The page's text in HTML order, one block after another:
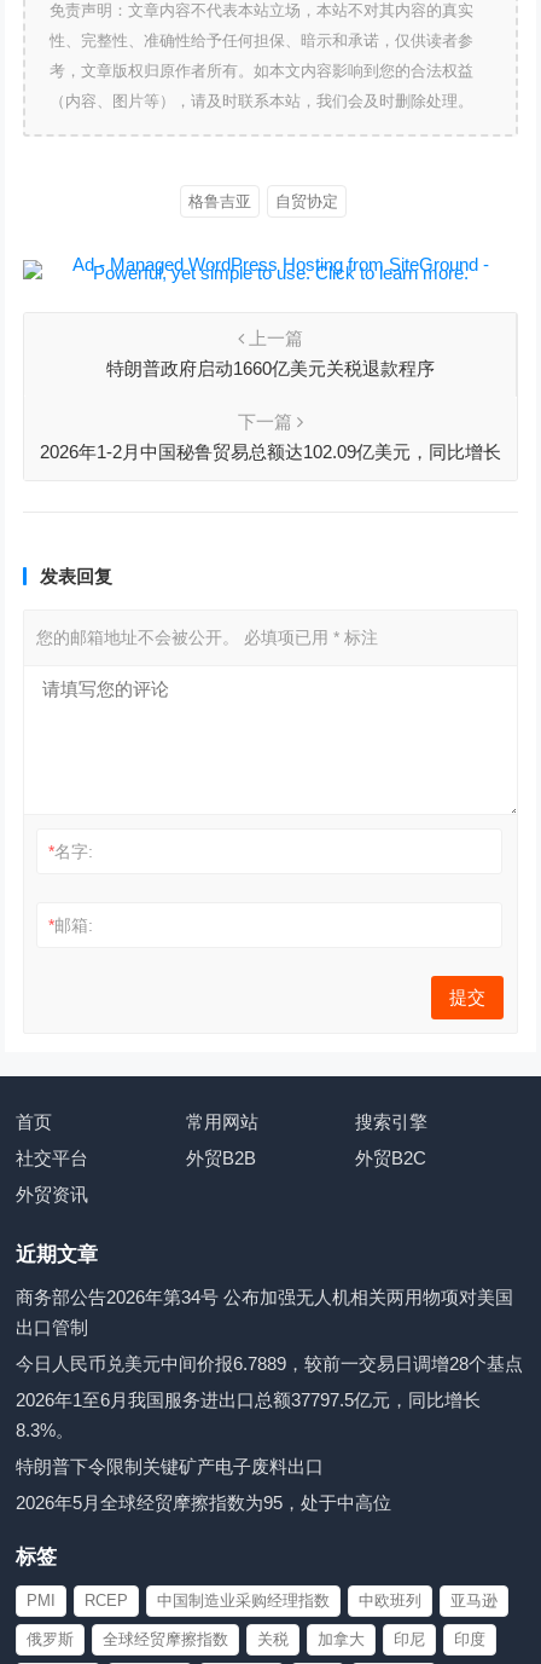
免责声明：文章内容不代表本站立场，本站不对其内容的真实
性、完整性、准确性给予任何担保、暗示和承诺，仅供读者参
考，文章版权归原作者所有。如本文内容影响到您的合法权益
（内容、图片等），请及时联系本站，我们会及时删除处理。
格鲁吉亚 自贸协定
上一篇
特朗普政府启动1660亿美元关税退款程序
下一篇
2026年1-2月中国秘鲁贸易总额达102.09亿美元，同比增长
发表回复
您的邮箱地址不会被公开。 必填项已用* 标注
*名字:
*邮箱:
首页 常用网站
搜索引擎
社交平台
外贸B2B
外贸B2C
外贸资讯
近期文章
商务部公告2026年第34号 公布加强无人机相关两用物项对美国
出口管制
今日人民币兑美元中间价报6.7889，较前一交易日调增28个基点
2026年1至6月我国服务进出口总额37797.5亿元，同比增长
8.3%。
特朗普下令限制关键矿产电子废料出口
2026年5月全球经贸摩擦指数为95，处于中高位
标签
PMI RCEP 中国制造业采购经理指数 中欧班列 亚马逊
俄罗斯 全球经贸摩擦指数 关税 加拿大 印尼 印度